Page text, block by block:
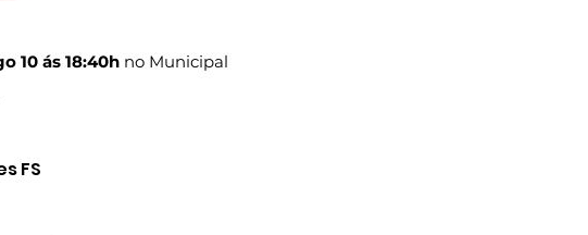
10 ás 18:40h no Municipal
FS